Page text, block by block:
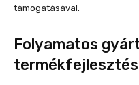
támogatásával.
Folyamatos
termékfejlesztés